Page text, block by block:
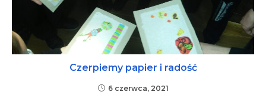
Czerpiemy papier i radość
6 czerwca, 2021